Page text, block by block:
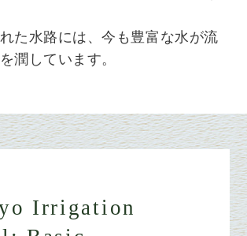
た水路には、今も豊富な水が流
潤しています。
Irrigation